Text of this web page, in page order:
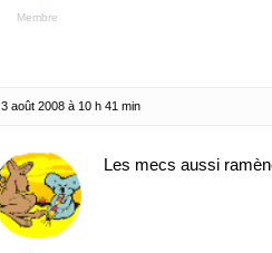
Membre
3 août 2008 à 10 h 41 min
Les mecs aussi